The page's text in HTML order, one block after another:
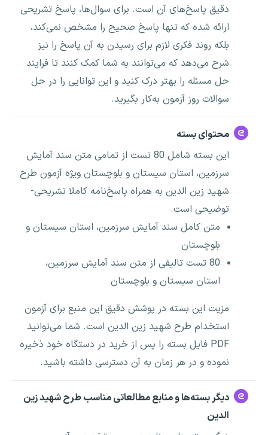
دقیق پاسخ‌های آن است. برای سوال‌ها، پاسخ تشریحی
ارائه شده که تنها پاسخ صحیح را مشخص نمی‌کند،
بلکه روند فکری لازم برای رسیدن به آن پاسخ را نیز
شرح می‌دهد که می‌توانند به شما کمک کنند تا فرایند
حل مسئله را بهتر درک کنید و این توانایی را در حل
سوالات روز آزمون به‌کار بگیرید.
محتوای بسته
این بسته شامل 80 تست از تمامی متن سند آمایش
سرزمین، استان سیستان و بلوچستان ویژه آزمون طرح
شهید زین الدین به همراه پاسخ‌نامه کاملا تشریحی-
توضیحی است.
متن کامل سند آمایش سرزمین، استان سیستان و
بلوچستان
80 تست تالیفی از متن سند آمایش سرزمین،
استان سیستان و بلوچستان
مزیت این بسته در پوشش دقیق این منبع برای آزمون
استخدام طرح شهید زین الدین است. شما می‌توانید
PDF فایل بسته را پس از خرید در دستگاه خود ذخیره
نموده و در هر زمان به آن دسترسی داشته باشید.
دیگر بسته‌ها و منابع مطالعاتی مناسب طرح شهید زین
الدین